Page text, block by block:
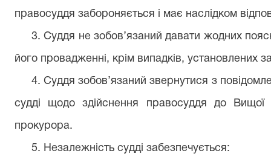
правосуддя забороняється і має наслідком
3. Суддя не зобов’язаний давати жодних
його провадженні, крім випадків, установлених
4. Суддя зобов’язаний звернутися з
судді щодо здійснення правосуддя до
прокурора.
5. Незалежність судді забезпечується: